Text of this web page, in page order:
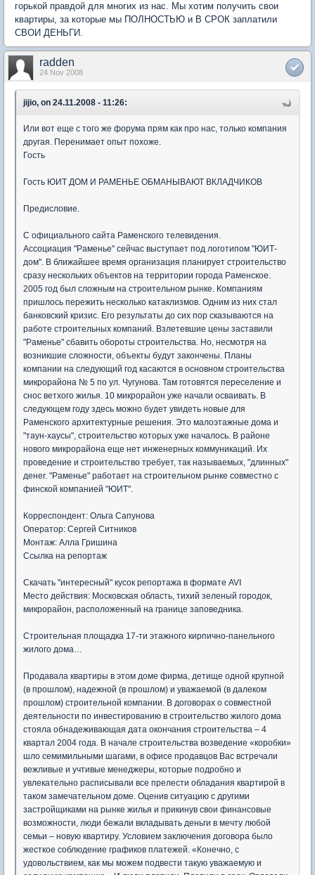
горькой правдой для многих из нас. Мы хотим получить свои
квартиры, за которые мы ПОЛНОСТЬЮ и В СРОК заплатили
СВОИ ДЕНЬГИ.
radden
24 Nov 2008
jijio, on 24.11.2008 - 11:26:
Или вот еще с того же форума прям как про нас, только компания
другая. Перенимает опыт похоже.
Гость
Гость ЮИТ ДОМ И РАМЕНЬЕ ОБМАНЫВАЮТ ВКЛАДЧИКОВ
Предисловие.
С официального сайта Раменского телевидения.
Ассоциация "Раменье" сейчас выступает под логотипом "ЮИТ-
дом". В ближайшее время организация планирует строительство
сразу нескольких объектов на территории города Раменское.
2005 год был сложным на строительном рынке. Компаниям
пришлось пережить несколько катаклизмов. Одним из них стал
банковский кризис. Его результаты до сих пор сказываются на
работе строительных компаний. Взлетевшие цены заставили
"Раменье" сбавить обороты строительства. Но, несмотря на
возникшие сложности, объекты будут закончены. Планы
компании на следующий год касаются в основном строительства
микрорайона № 5 по ул. Чугунова. Там готовятся переселение и
снос ветхого жилья. 10 микрорайон уже начали осваивать. В
следующем году здесь можно будет увидеть новые для
Раменского архитектурные решения. Это малоэтажные дома и
"таун-хаусы", строительство которых уже началось. В районе
нового микрорайона еще нет инженерных коммуникаций. Их
проведение и строительство требует, так называемых, "длинных"
денег. "Раменье" работает на строительном рынке совместно с
финской компанией "ЮИТ".
Корреспондент: Ольга Сапунова
Оператор: Сергей Ситников
Монтаж: Алла Гришина
Ссылка на репортаж
Скачать "интересный" кусок репортажа в формате AVI
Место действия: Московская область, тихий зеленый городок,
микрорайон, расположенный на границе заповедника.
Строительная площадка 17-ти этажного кирпично-панельного
жилого дома…
Продавала квартиры в этом доме фирма, детище одной крупной
(в прошлом), надежной (в прошлом) и уважаемой (в далеком
прошлом) строительной компании. В договорах о совместной
деятельности по инвестированию в строительство жилого дома
стояла обнадеживающая дата окончания строительства – 4
квартал 2004 года. В начале строительства возведение «коробки»
шло семимильными шагами, в офисе продавцов Вас встречали
вежливые и учтивые менеджеры, которые подробно и
увлекательно расписывали все прелести обладания квартирой в
таком замечательном доме. Оценив ситуацию с другими
застройщиками на рынке жилья и прикинув свои финансовые
возможности, люди бежали вкладывать деньги в мечту любой
семьи – новую квартиру. Условием заключения договора было
жесткое соблюдение графиков платежей. «Конечно, с
удовольствием, как мы можем подвести такую уважаемую и